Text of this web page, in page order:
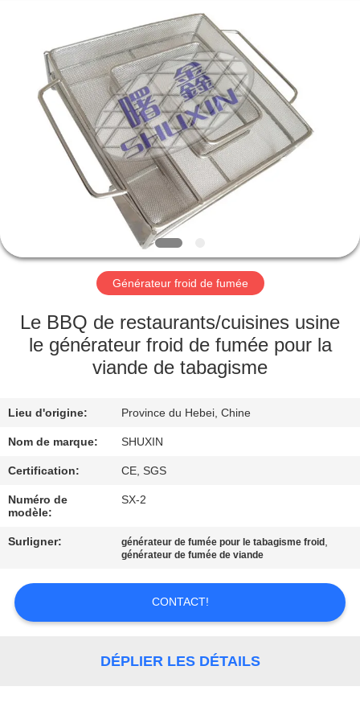
MAISON
PRODUITS
À
PROPOS
NOUS
L'USINE
CONTRÔLE
DE
NOUS
CONTACTER
NOUVELLES
Générateur froid de fumée
Le BBQ de restaurants/cuisines usine
le générateur froid de fumée pour la
viande de tabagisme
Lieu d'origine: Province du Hebei, Chine
Nom de marque: SHUXIN
Certification: CE, SGS
Numéro de
modèle:
SX-2
Surligner: générateur de fumée pour le tabagisme froid ,
générateur de fumée de viande
CONTACT!
DÉPLIER LES DÉTAILS